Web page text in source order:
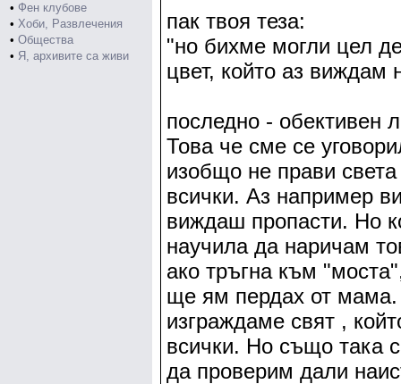
• Фен клубове
• Хоби, Развлечения
• Общества
• Я, архивите са живи
пак твоя теза:
"но бихме могли цел
цвет, който аз виждам
последно - обективен
Това че сме се
изобщо не прави
всички. Аз например
виждаш пропасти. Но
научила да наричам
ако тръгна към
ще ям пердах от мама.
изграждаме свят ,
всички. Но също така
да проверим дали